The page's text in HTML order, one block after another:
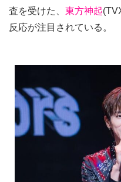
査を受けた、 東方神起
反応が注目されている。